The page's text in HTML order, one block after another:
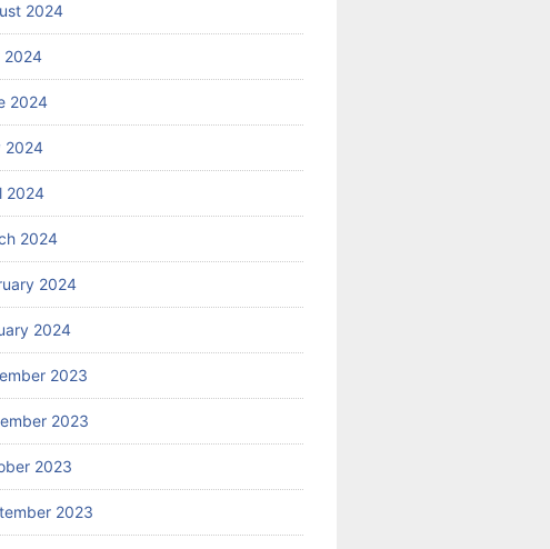
2024
2024
2024
2024
2024
2024
2024
2024
2023
2023
2023
2023